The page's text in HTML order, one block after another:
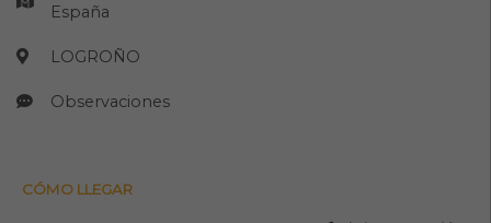
España
LOGROÑO
Observaciones
CÓMO LLEGAR